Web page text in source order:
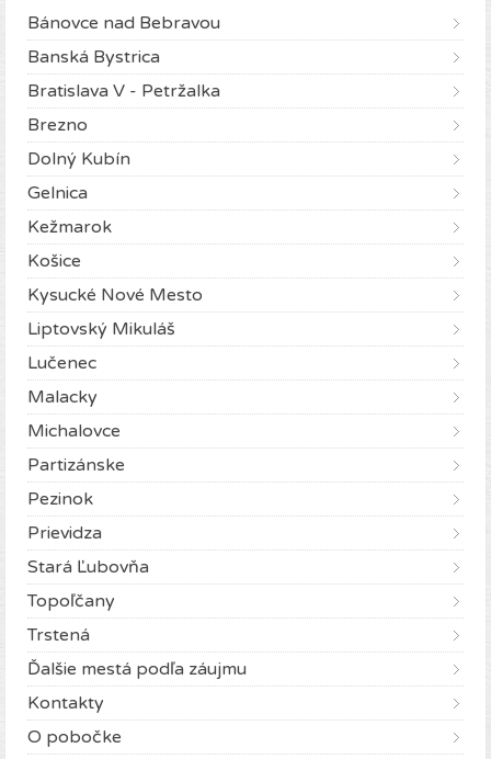
Bánovce nad Bebravou
Banská Bystrica
Bratislava V - Petržalka
Brezno
Dolný Kubín
Gelnica
Kežmarok
Košice
Kysucké Nové Mesto
Liptovský Mikuláš
Lučenec
Malacky
Michalovce
Partizánske
Pezinok
Prievidza
Stará Ľubovňa
Topoľčany
Trstená
Ďalšie mestá podľa záujmu
Kontakty
O pobočke